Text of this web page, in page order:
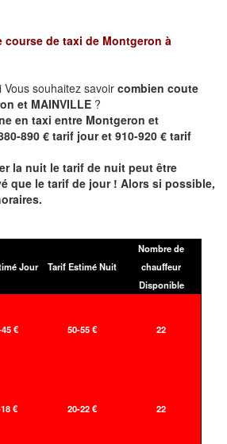
course de taxi de Montgeron à
souhaitez savoir combien coute
et MAINVILLE ?
en taxi entre Montgeron et
890 € tarif jour et 910-920 € tarif
la nuit le tarif de nuit peut être
que le tarif de jour ! Alors si possible,
Jour Tarif Estimé Nuit
Nombre de
chauffeur
Disponible
€ 50-55 € 22
€ 20-22 € 22